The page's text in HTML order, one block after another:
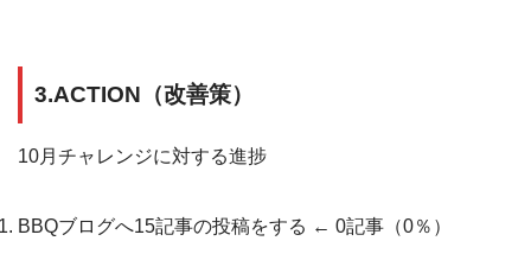
3.ACTION（改善策）
10月チャレンジに対する進捗
BBQブログへ15記事の投稿をする ← 0記事（0％）